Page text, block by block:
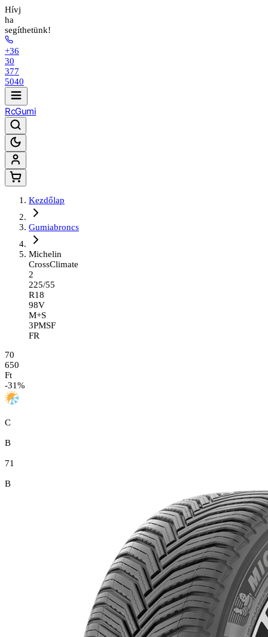
Hívj
ha
segíthetünk!
+36
30
377
5040
RcGumi
Kezdőlap
Gumiabroncs
Michelin
CrossClimate
2
225/55
R18
98V
M+S
3PMSF
FR
70
650
Ft
-31%
C
B
71
B